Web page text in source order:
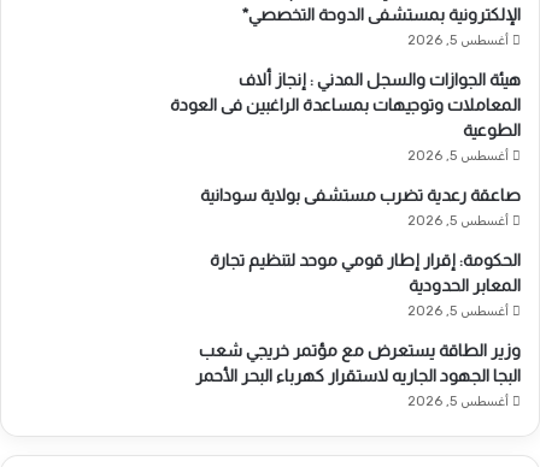
الإلكترونية بمستشفى الدوحة التخصصي*
أغسطس 5, 2026
هيئة الجوازات والسجل المدني : إنجاز ألاف
المعاملات وتوجيهات بمساعدة الراغبين فى العودة
الطوعية
أغسطس 5, 2026
صاعقة رعدية تضرب مستشفى بولاية سودانية
أغسطس 5, 2026
الحكومة: إقرار إطار قومي موحد لتنظيم تجارة
المعابر الحدودية
أغسطس 5, 2026
وزير الطاقة يستعرض مع مؤتمر خريجي شعب
البجا الجهود الجاريه لاستقرار كهرباء البحر الأحمر
أغسطس 5, 2026